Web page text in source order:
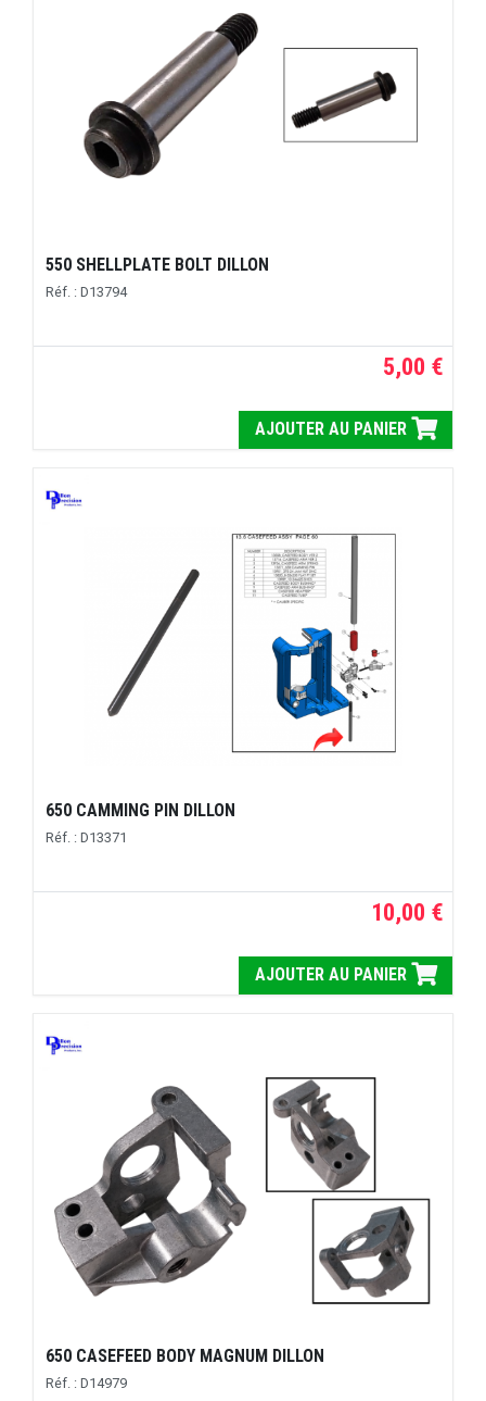
550 SHELLPLATE BOLT DILLON
Réf. : D13794
5,00 €
AJOUTER AU PANIER
650 CAMMING PIN DILLON
Réf. : D13371
10,00 €
AJOUTER AU PANIER
650 CASEFEED BODY MAGNUM DILLON
Réf. : D14979